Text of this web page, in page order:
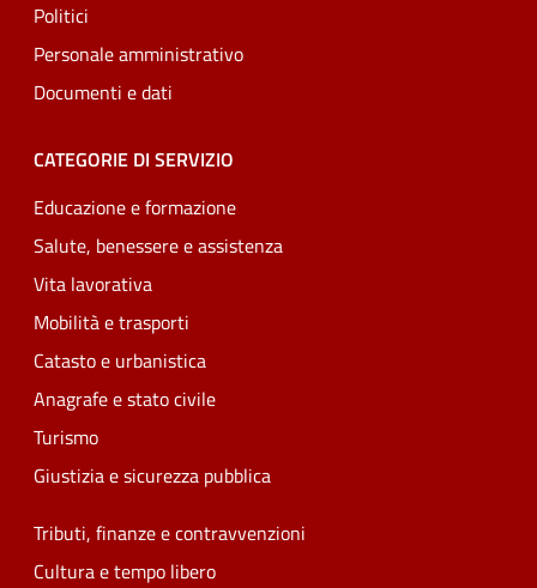
Politici
Personale amministrativo
Documenti e dati
CATEGORIE DI SERVIZIO
Educazione e formazione
Salute, benessere e assistenza
Vita lavorativa
Mobilità e trasporti
Catasto e urbanistica
Anagrafe e stato civile
Turismo
Giustizia e sicurezza pubblica
Tributi, finanze e contravvenzioni
Cultura e tempo libero